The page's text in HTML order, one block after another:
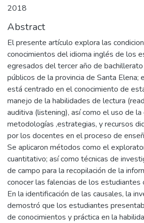
2018
Abstract
El presente artículo explora las
conocimientos del idioma inglés de los
egresados del tercer año de
públicos de la provincia de Santa Elena;
está centrado en el conocimiento de
manejo de la habilidades de lectura
auditiva (listening), así como el uso de la
metodologías ,estrategias, y recursos
por los docentes en el proceso de
Se aplicaron métodos como el
cuantitativo; así como técnicas de
de campo para la recopilación de la
conocer las falencias de los estudiantes
En la identificación de las causales, la
demostró que los estudiantes
de conocimientos y práctica en la